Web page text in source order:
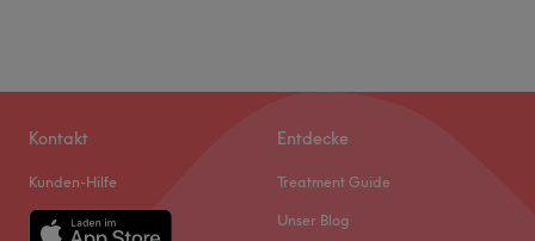
Kontakt
Kunden-Hilfe
Entdecke
Treatment Guide
Unser Blog